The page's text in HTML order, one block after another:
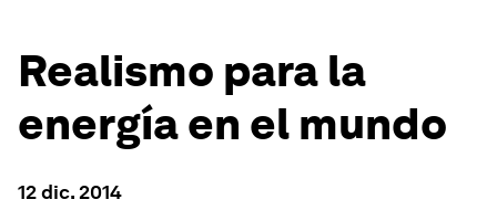
Realismo para la
energía en el mundo
12 dic. 2014